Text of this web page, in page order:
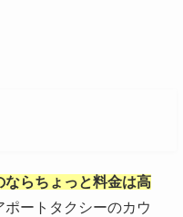
ならちょっと料金は高
ートタクシーのカウ